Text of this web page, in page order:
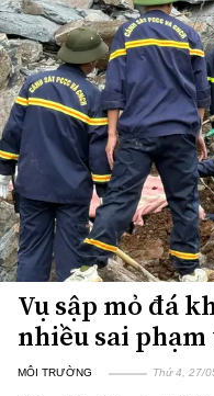
Vụ sập mỏ đá
nhiều sai
MÔI TRƯỜNG Thứ 4, 27/